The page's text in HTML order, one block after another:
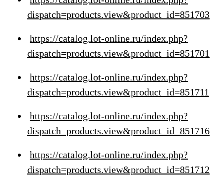
dispatch=products.view&product_id=851703
https://catalog.lot-online.ru/index.php?
dispatch=products.view&product_id=851701
https://catalog.lot-online.ru/index.php?
dispatch=products.view&product_id=851711
https://catalog.lot-online.ru/index.php?
dispatch=products.view&product_id=851716
https://catalog.lot-online.ru/index.php?
dispatch=products.view&product_id=851712